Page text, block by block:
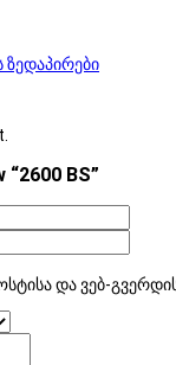
BS”
და ვებ-